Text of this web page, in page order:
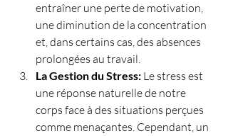
entraîner une perte de motivation,
une diminution de la concentration
et, dans certains cas, des absences
prolongées au travail.
La Gestion du Stress: Le stress est
une réponse naturelle de notre
corps face à des situations perçues
comme menaçantes. Cependant, un